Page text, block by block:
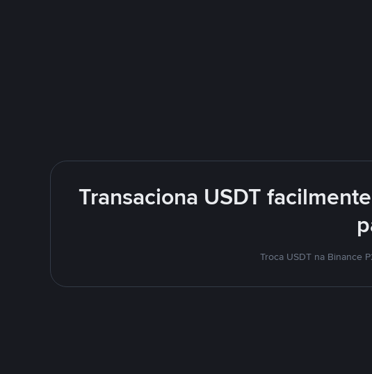
Transaciona USDT
Troca USDT na Binance